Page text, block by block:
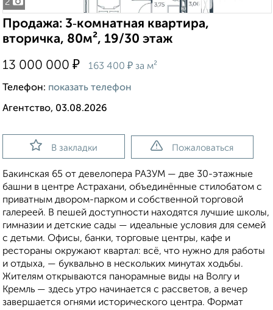
2
Продажа: 3‑комнатная квартира,
вторичка, 80м², 19/30 этаж
13 000 000 ₽ 163 400 ₽ за м²
Телефон: показать телефон
Агентство, 03.08.2026
В закладки Пожаловаться
Бакинская 65 от девелопера РАЗУМ — две 30-этажные
башни в центре Астрахани, объединённые стилобатом с
приватным двором-парком и собственной торговой
галереей. В пешей доступности находятся лучшие школы,
гимназии и детские сады — идеальные условия для семей
с детьми. Офисы, банки, торговые центры, кафе и
рестораны окружают квартал: всё, что нужно для работы
и отдыха, — буквально в нескольких минутах ходьбы.
Жителям открываются панорамные виды на Волгу и
Кремль — здесь утро начинается с рассветов, а вечер
завершается огнями исторического центра. Формат